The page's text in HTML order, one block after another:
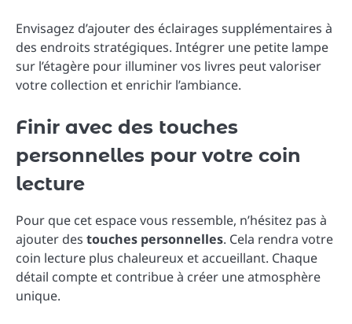
Envisagez d’ajouter des éclairages supplémentaires à
des endroits stratégiques. Intégrer une petite lampe
sur l’étagère pour illuminer vos livres peut valoriser
votre collection et enrichir l’ambiance.
Finir avec des touches
personnelles pour votre coin
lecture
Pour que cet espace vous ressemble, n’hésitez pas à
ajouter des touches personnelles. Cela rendra votre
coin lecture plus chaleureux et accueillant. Chaque
détail compte et contribue à créer une atmosphère
unique.